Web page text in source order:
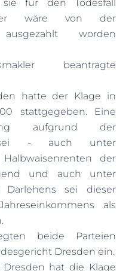
für den Todesfall
er wäre von der
ausgezahlt worden
beantragte
hatte der Klage in
stattgegeben. Eine
aufgrund der
sei - auch unter
der
und auch unter
Darlehens sei dieser
als
beide Parteien
Dresden ein.
Dresden hat die Klage